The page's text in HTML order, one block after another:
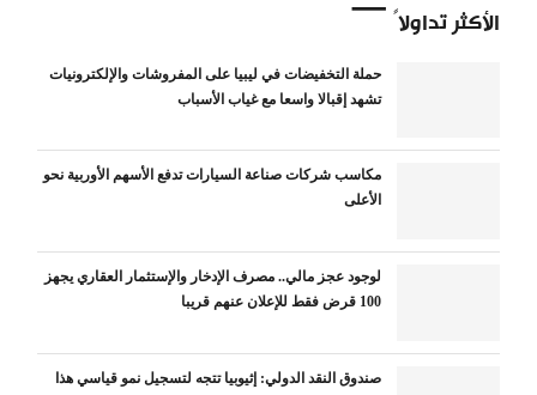
الأكثر تداولاً
حملة التخفيضات في ليبيا على المفروشات والإلكترونيات
تشهد إقبالا واسعا مع غياب الأسباب
مكاسب شركات صناعة السيارات تدفع الأسهم الأوربية نحو
الأعلى
لوجود عجز مالي.. مصرف الإدخار والإستثمار العقاري يجهز
100 قرض فقط للإعلان عنهم قريبا
صندوق النقد الدولي: إثيوبيا تتجه لتسجيل نمو قياسي هذا